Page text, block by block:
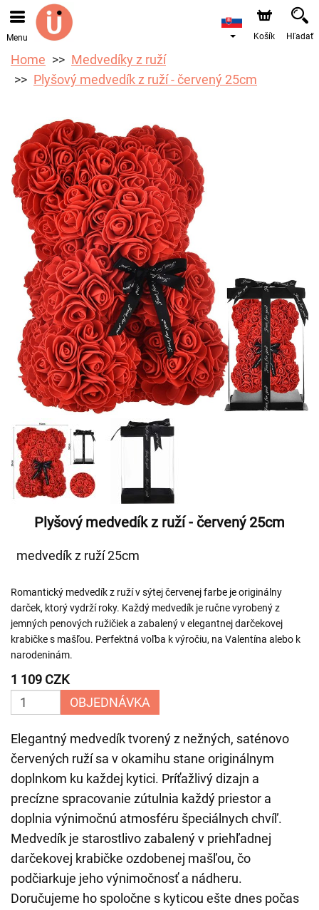
Objednávky prijímame prostredníctvom nášho e-shopu.
Najskorší možný termín doručenia je od 10.8.2026 z
Menu Košík Hľadať
Home
Medvedíky z ruží
Plyšový medvedík z ruží - červený 25cm
Plyšový medvedík z ruží - červený 25cm
medvedík z ruží 25cm
Romantický medvedík z ruží v sýtej červenej farbe je originálny
darček, ktorý vydrží roky. Každý medvedík je ručne vyrobený z
jemných penových ružičiek a zabalený v elegantnej darčekovej
krabičke s mašľou. Perfektná voľba k výročiu, na Valentína alebo k
narodeninám.
1 109 CZK
OBJEDNÁVKA
Elegantný medvedík tvorený z nežných, saténovo
červených ruží sa v okamihu stane originálnym
doplnkom ku každej kytici. Príťažlivý dizajn a
precízne spracovanie zútulnia každý priestor a
doplnia výnimočnú atmosféru špeciálnych chvíľ.
Medvedík je starostlivo zabalený v priehľadnej
darčekovej krabičke ozdobenej mašľou, čo
podčiarkuje jeho výnimočnosť a nádheru.
Doručujeme ho spoločne s kyticou ešte dnes počas